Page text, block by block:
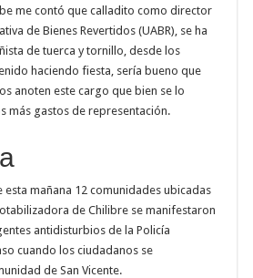
me contó que calladito como director
de Bienes Revertidos (UABR), se ha
de tuerca y tornillo, desde los
haciendo fiesta, sería bueno que
anoten este cargo que bien se lo
más gastos de representación.
esta mañana 12 comunidades ubicadas
de Chilibre se manifestaron
antidisturbios de la Policía
cuando los ciudadanos se
de San Vicente.